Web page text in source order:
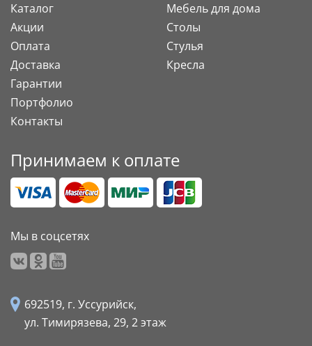
Каталог
Акции
Оплата
Доставка
Гарантии
Портфолио
Контакты
Мебель для дома
Столы
Стулья
Кресла
Принимаем к оплате
Мы в соцсетях
692519, г. Уссурийск,
ул. Тимирязева, 29, 2 этаж